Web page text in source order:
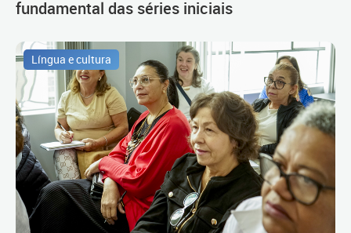
fundamental das séries iniciais
Língua e cultura